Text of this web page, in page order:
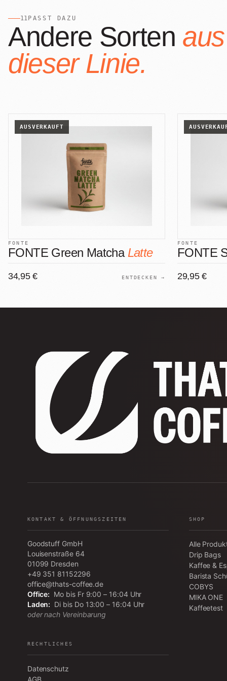
11 PASST DAZU
Andere Sorten aus
dieser Linie.
AUSVERKAUFT
FONTE
FONTE Green Matcha Latte
34,95 € ENTDECKEN →
FONTE
FONTE
29,95 €
KONTAKT & ÖFFNUNGSZEITEN
Goodstuff GmbH
Louisenstraße 64
01099 Dresden
+49 351 81152296
office@thats-coffee.de
Office: Mo bis Fr 9:00 – 16:04 Uhr
Laden: Di bis Do 13:00 – 16:04 Uhr
oder nach Vereinbarung
SHOP
Alle
Drip Bags
Kaffee &
Barista
COBYS
MIKA ONE
Kaffeetest
RECHTLICHES
Datenschutz